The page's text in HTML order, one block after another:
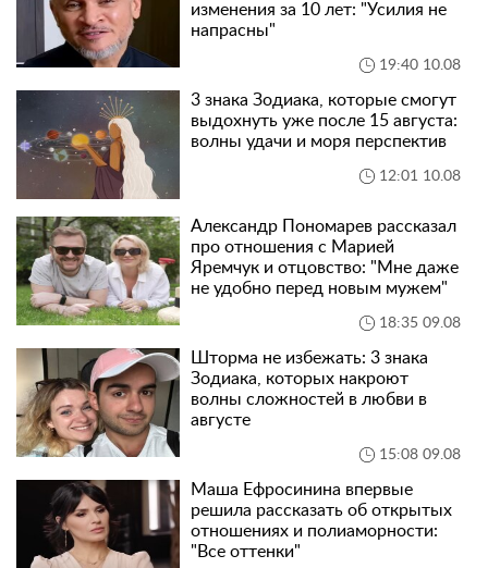
изменения за 10 лет: "Усилия не
напрасны"
19:40 10.08
3 знака Зодиака, которые смогут
выдохнуть уже после 15 августа:
волны удачи и моря перспектив
12:01 10.08
Александр Пономарев рассказал
про отношения с Марией
Яремчук и отцовство: "Мне даже
не удобно перед новым мужем"
18:35 09.08
Шторма не избежать: 3 знака
Зодиака, которых накроют
волны сложностей в любви в
августе
15:08 09.08
Маша Ефросинина впервые
решила рассказать об открытых
отношениях и полиаморности:
"Все оттенки"